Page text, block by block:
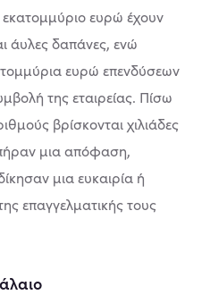
ευρώ έχουν
άυλες δαπάνες, ενώ
ευρώ επενδύσεων
της εταιρείας. Πίσω
βρίσκονται χιλιάδες
μια απόφαση,
μια ευκαιρία ή
επαγγελματικής τους